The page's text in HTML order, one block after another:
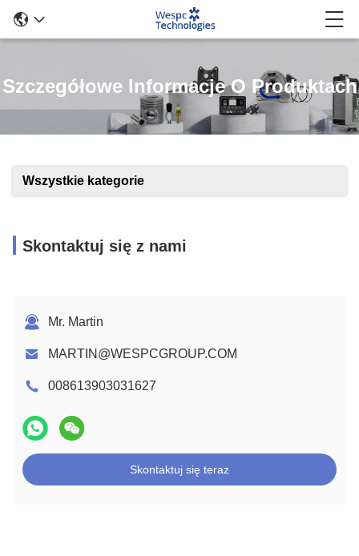
Szczegółowe Informacje O Produktach
Wszystkie kategorie
Skontaktuj się z nami
Mr. Martin
MARTIN@WESPCGROUP.COM
008613903031627
Skontaktuj się teraz